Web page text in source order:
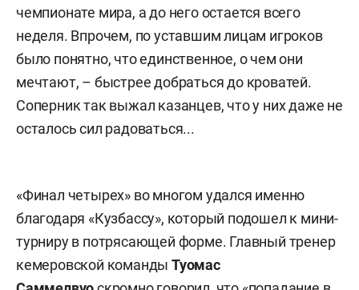
чемпионате мира, а до него остается всего
неделя. Впрочем, по уставшим лицам игроков
было понятно, что единственное, о чем они
мечтают, – быстрее добраться до кроватей.
Соперник так выжал казанцев, что у них даже не
осталось сил радоваться...
«Финал четырех» во многом удался именно
благодаря «Кузбассу», который подошел к мини-
турниру в потрясающей форме. Главный тренер
кемеровской командыТуомас